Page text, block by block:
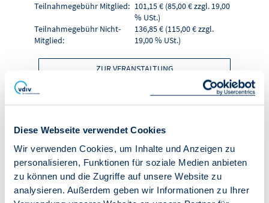
Diese Webseite verwendet Cookies
Wir verwenden Cookies, um Inhalte und Anzeigen zu
personalisieren, Funktionen für soziale Medien anbieten
zu können und die Zugriffe auf unsere Website zu
analysieren. Außerdem geben wir Informationen zu Ihrer
Teilnahmegebühr Mitglied: 101,15 € (85,00 € zzgl. 19,00
% USt.)
Teilnahmegebühr Nicht-
Mitglied:
136,85 € (115,00 € zzgl.
19,00 % USt.)
ZUR VERANSTALTUNG
Online-Seminar
"Crashkurs WEG-